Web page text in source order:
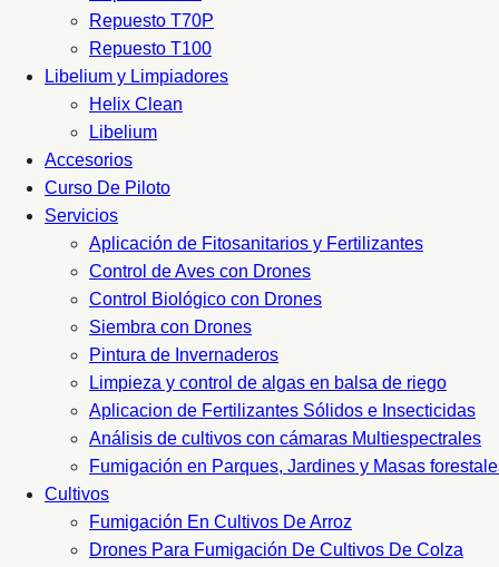
Repuesto T70P
Repuesto T100
Libelium y Limpiadores
Helix Clean
Libelium
Accesorios
Curso De Piloto
Servicios
Aplicación de Fitosanitarios y Fertilizantes
Control de Aves con Drones
Control Biológico con Drones
Siembra con Drones
Pintura de Invernaderos
Limpieza y control de algas en balsa de riego
Aplicacion de Fertilizantes Sólidos e Insecticidas
Análisis de cultivos con cámaras Multiespectrales
Fumigación en Parques, Jardines y Masas
Cultivos
Fumigación En Cultivos De Arroz
Drones Para Fumigación De Cultivos De Colza